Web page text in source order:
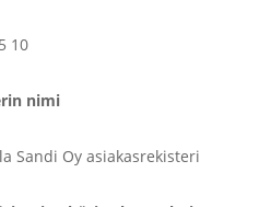
10
nimi
Sandi Oy asiakasrekisteri